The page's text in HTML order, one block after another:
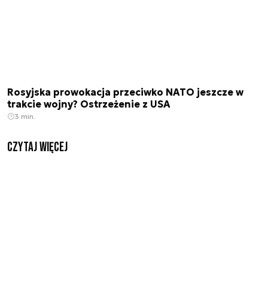
Rosyjska prowokacja przeciwko NATO jeszcze w
trakcie wojny? Ostrzeżenie z USA
3 min.
czytaj więcej